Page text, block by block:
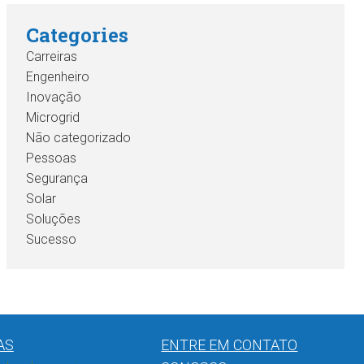
Categories
Carreiras
Engenheiro
Inovação
Microgrid
Não categorizado
Pessoas
Segurança
Solar
Soluções
Sucesso
ENTRE EM CONTATO